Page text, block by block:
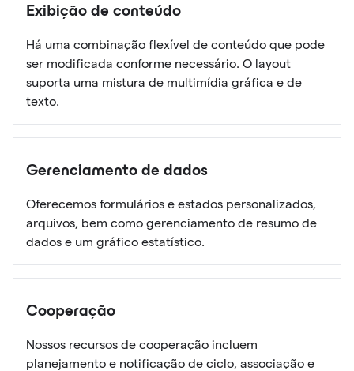
Exibição de conteúdo
Há uma combinação flexível de conteúdo que pode
ser modificada conforme necessário. O layout
suporta uma mistura de multimídia gráfica e de
texto.
Gerenciamento de dados
Oferecemos formulários e estados personalizados,
arquivos, bem como gerenciamento de resumo de
dados e um gráfico estatístico.
Cooperação
Nossos recursos de cooperação incluem
planejamento e notificação de ciclo, associação e